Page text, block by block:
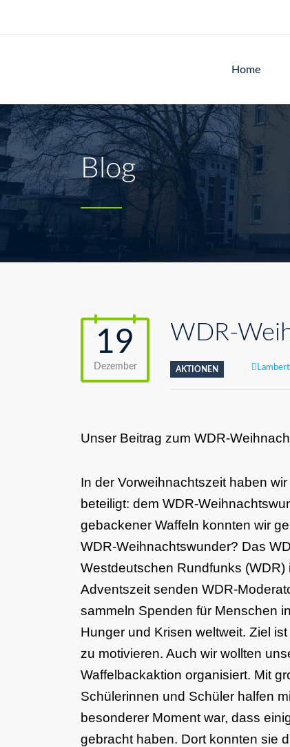
Home
Blog
19
Dezember
WDR-
AKTIONEN Author
Unser Beitrag zum WDR-
In der Vorweihnachtszeit haben
beteiligt: dem WDR-
gebackener Waffeln konnten wir
WDR-Weihnachtswunder? Das
Westdeutschen Rundfunks
Adventszeit senden WDR-
sammeln Spenden für Menschen
Hunger und Krisen weltweit. Ziel
zu motivieren. Auch wir wollten
Waffelbackaktion organisiert. Mit
Schülerinnen und Schüler halfen
besonderer Moment war, dass
gebracht haben. Dort konnten sie